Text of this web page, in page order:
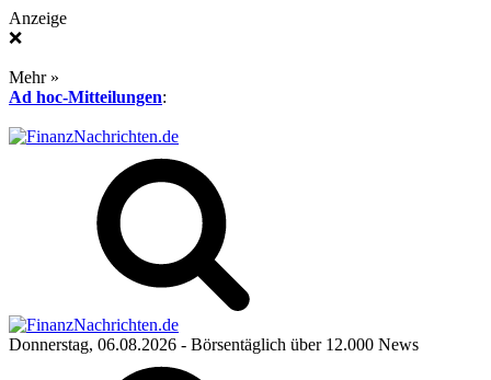
Anzeige
❌
Mehr »
Ad hoc-Mitteilungen:
Donnerstag, 06.08.2026 - Börsentäglich über 12.000 News